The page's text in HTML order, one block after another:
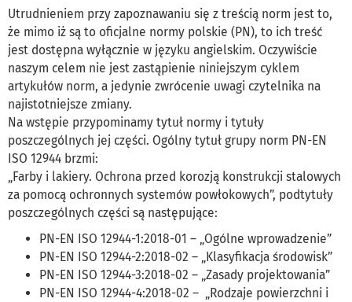
Utrudnieniem przy zapoznawaniu się z treścią norm jest to,
że mimo iż są to oficjalne normy polskie (PN), to ich treść
jest dostępna wyłącznie w języku angielskim. Oczywiście
naszym celem nie jest zastąpienie niniejszym cyklem
artykułów norm, a jedynie zwrócenie uwagi czytelnika na
najistotniejsze zmiany.
Na wstępie przypominamy tytuł normy i tytuły
poszczególnych jej części. Ogólny tytuł grupy norm PN-EN
ISO 12944 brzmi:
„Farby i lakiery. Ochrona przed korozją konstrukcji stalowych
za pomocą ochronnych systemów powłokowych”, podtytuły
poszczególnych części są następujące:
PN-EN ISO 12944-1:2018-01 – „Ogólne wprowadzenie”
PN-EN ISO 12944-2:2018-02 – „Klasyfikacja środowisk”
PN-EN ISO 12944-3:2018-02 – „Zasady projektowania”
PN-EN ISO 12944-4:2018-02 – „Rodzaje powierzchni i